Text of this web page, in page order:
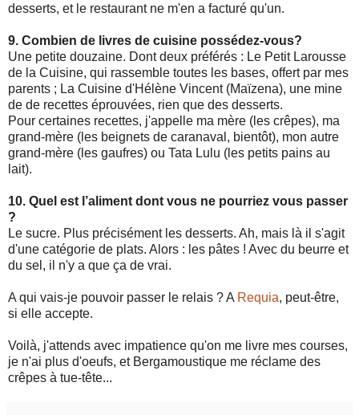
desserts, et le restaurant ne m'en a facturé qu'un.
9. Combien de livres de cuisine possédez-vous?
Une petite douzaine. Dont deux préférés : Le Petit Larousse
de la Cuisine, qui rassemble toutes les bases, offert par mes
parents ; La Cuisine d'Hélène Vincent (Maïzena), une mine
de de recettes éprouvées, rien que des desserts.
Pour certaines recettes, j'appelle ma mère (les crêpes), ma
grand-mère (les beignets de caranaval, bientôt), mon autre
grand-mère (les gaufres) ou Tata Lulu (les petits pains au
lait).
10. Quel est l’aliment dont vous ne pourriez vous passer
?
Le sucre. Plus précisément les desserts. Ah, mais là il s'agit
d'une catégorie de plats. Alors : les pâtes ! Avec du beurre et
du sel, il n'y a que ça de vrai.
A qui vais-je pouvoir passer le relais ? A Requia, peut-être,
si elle accepte.
Voilà, j'attends avec impatience qu'on me livre mes courses,
je n'ai plus d'oeufs, et Bergamoustique me réclame des
crêpes à tue-tête...